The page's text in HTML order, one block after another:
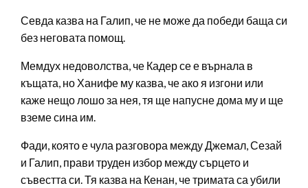
Севда казва на Галип, че не може да победи баща си
без неговата помощ.
Мемдух недоволства, че Кадер се е върнала в
къщата, но Ханифе му казва, че ако я изгони или
каже нещо лошо за нея, тя ще напусне дома му и ще
вземе сина им.
Фади, която е чула разговора между Джемал, Сезай
и Галип, прави труден избор между сърцето и
съвестта си. Тя казва на Кенан, че тримата са убили